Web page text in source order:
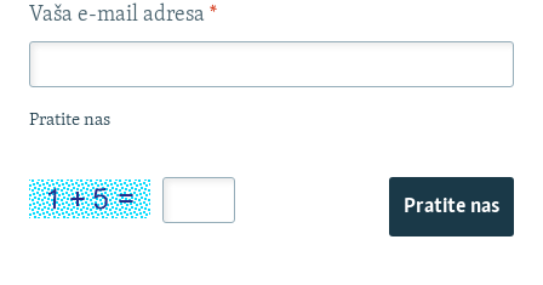
Vaša e-mail adresa *
Pratite nas
Pratite nas